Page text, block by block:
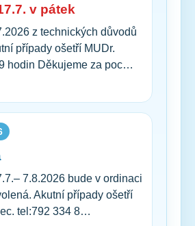
v pátek
z technických důvodů
případy ošetří MUDr.
hodin Děkujeme za poc…
7.8.2026 bude v ordinaci
Akutní případy ošetří
tel:792 334 8…